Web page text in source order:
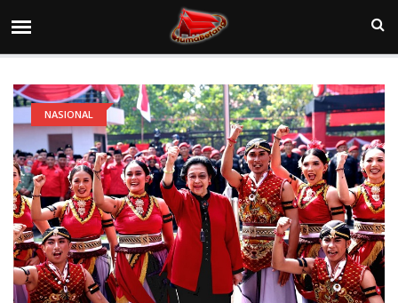
NASIONAL